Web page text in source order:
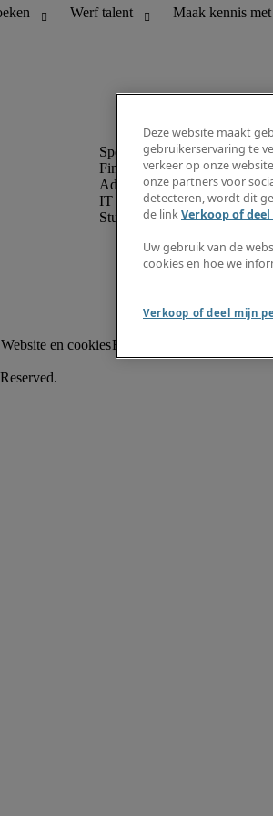
Finance en boekhouding
Administratie, HR en
IT
Student
Website en cookiesFraude alarm
Deze website maakt
gebruikerservaring te
verkeer op onze
onze partners voor
detecteren, wordt dit
de linkVerkoop of
Uw gebruik van de
cookies en hoe we
Verkoop of deel mijn